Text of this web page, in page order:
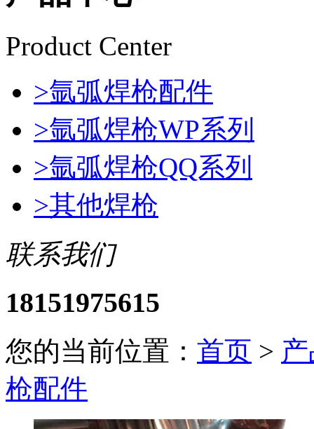
Product Center
>氩弧焊枪配件
>氩弧焊枪WP系列
>氩弧焊枪QQ系列
>其他焊枪
联系我们
18151975615
您的当前位置： 首页 >
枪配件